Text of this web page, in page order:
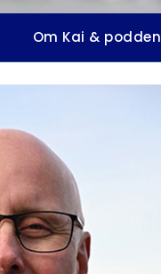
Om Kai & podden